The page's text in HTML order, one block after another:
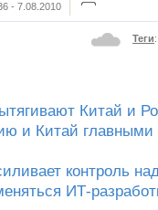
- 7.08.2010
Теги
Китай и
и Китай
контроль
ИТ-